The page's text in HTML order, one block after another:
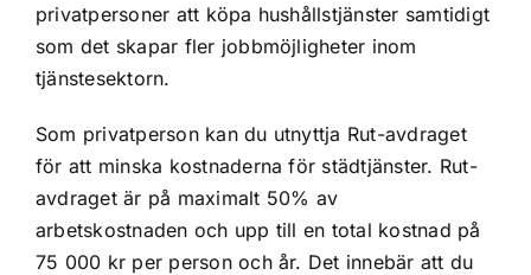
privatpersoner att köpa hushållstjänster samtidigt
som det skapar fler jobbmöjligheter inom
tjänstesektorn.
Som privatperson kan du utnyttja Rut-avdraget
för att minska kostnaderna för städtjänster. Rut-
avdraget är på maximalt 50% av
arbetskostnaden och upp till en total kostnad på
75 000 kr per person och år. Det innebär att du